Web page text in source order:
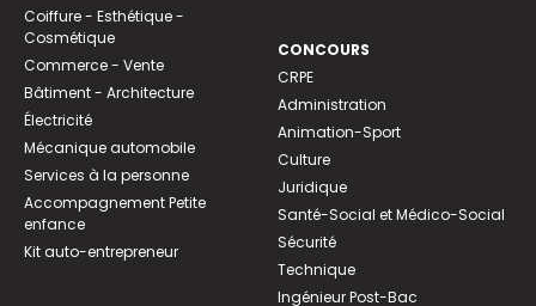
Coiffure - Esthétique -
Cosmétique
Commerce - Vente
Bâtiment - Architecture
Électricité
Mécanique automobile
Services à la personne
Accompagnement Petite
enfance
Kit auto-entrepreneur
CONCOURS
CRPE
Administration
Animation-Sport
Culture
Juridique
Santé-Social et Médico-Social
Sécurité
Technique
Ingénieur Post-Bac